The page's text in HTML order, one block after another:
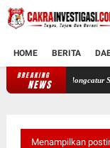
HOME BERITA
BREAKING
NEWS Pria 44 Tahun
Menampilkan